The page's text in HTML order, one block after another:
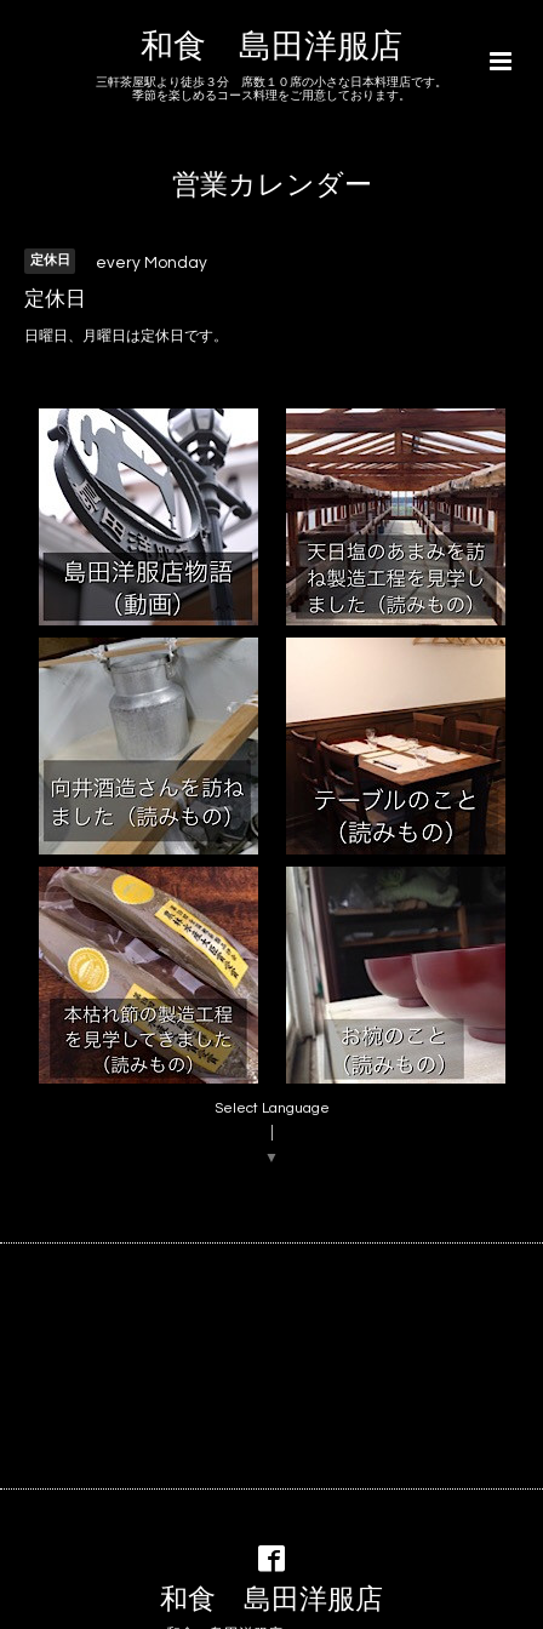
和食 島田洋服店
三軒茶屋駅より徒歩３分 席数１０席の小さな日本料理店です。
季節を楽しめるコース料理をご用意しております。
営業カレンダー
定休日 every Monday
定休日
日曜日、月曜日は定休日です。
Select Language
▼
和食 島田洋服店